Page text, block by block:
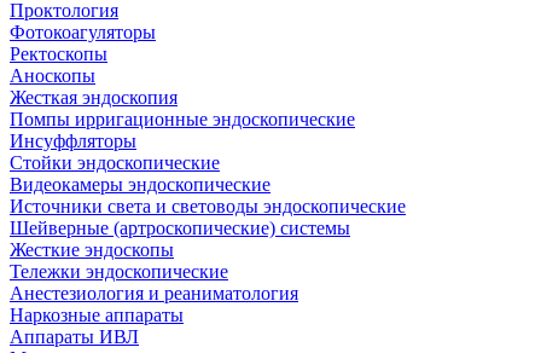
Проктология
Фотокоагуляторы
Ректоскопы
Аноскопы
Жесткая эндоскопия
Помпы ирригационные эндоскопические
Инсуффляторы
Стойки эндоскопические
Видеокамеры эндоскопические
Источники света и световоды эндоскопические
Шейверные (артроскопические) системы
Жесткие эндоскопы
Тележки эндоскопические
Анестезиология и реаниматология
Наркозные аппараты
Аппараты ИВЛ